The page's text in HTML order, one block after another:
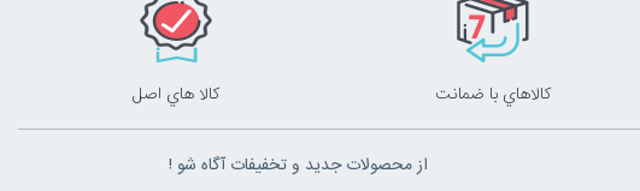
کالاهاي با ضمانت کالا هاي اصل
از محصولات جدید و تخفیفات آگاه شو !